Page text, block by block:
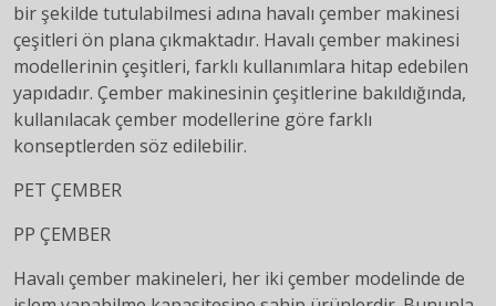
bir şekilde tutulabilmesi adına havalı çember makinesi
çeşitleri ön plana çıkmaktadır. Havalı çember makinesi
modellerinin çeşitleri, farklı kullanımlara hitap edebilen
yapıdadır. Çember makinesinin çeşitlerine bakıldığında,
kullanılacak çember modellerine göre farklı
konseptlerden söz edilebilir.
PET ÇEMBER
PP ÇEMBER
Havalı çember makineleri, her iki çember modelinde de